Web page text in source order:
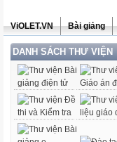
ViOLET.VN Bài giảng
DANH SÁCH THƯ VIỆN